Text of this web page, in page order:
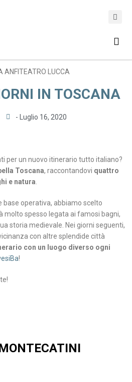
IN TOSCANA
- Luglio 16, 2020
per un nuovo itinerario tutto italiano?
Toscana, raccontandovi quattro
e natura.
base operativa, abbiamo scelto
molto spesso legata ai famosi bagni,
storia medievale. Nei giorni seguenti,
con altre splendide città
con un luogo diverso ogni
!